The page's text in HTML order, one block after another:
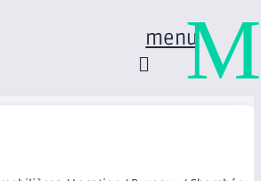
menuM